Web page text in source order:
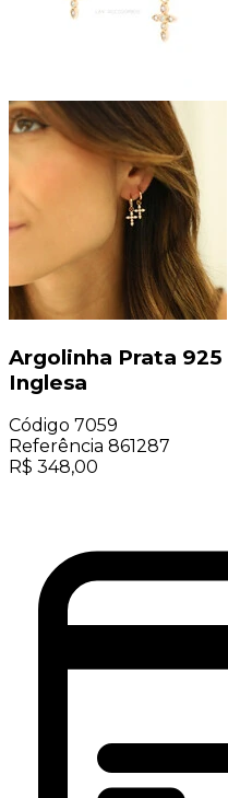
Argolinha Prata 925
Inglesa
Código 7059
Referência 861287
R$ 348,00